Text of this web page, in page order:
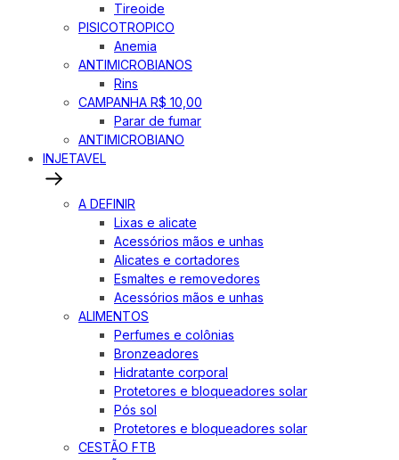
Tireoide
PISICOTROPICO
Anemia
ANTIMICROBIANOS
Rins
CAMPANHA R$ 10,00
Parar de fumar
ANTIMICROBIANO
INJETAVEL
A DEFINIR
Lixas e alicate
Acessórios mãos e unhas
Alicates e cortadores
Esmaltes e removedores
Acessórios mãos e unhas
ALIMENTOS
Perfumes e colônias
Bronzeadores
Hidratante corporal
Protetores e bloqueadores solar
Pós sol
Protetores e bloqueadores solar
CESTÃO FTB